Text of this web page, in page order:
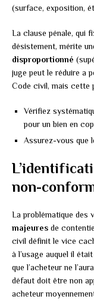
(surface, exposition,
La clause pénale, qui
désistement, mérite
disproportionné
juge peut le réduire a
Code civil, mais cette
Vérifiez
pour un bien en
Assurez-vous que
non-
La problématique des
majeures de
civil définit le vice
à l’usage auquel il
que l’acheteur ne
défaut doit être non
acheteur